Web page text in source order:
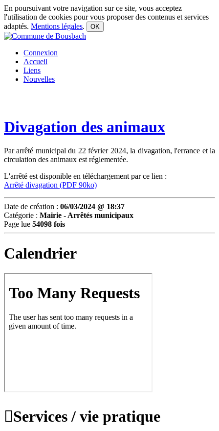
En poursuivant votre navigation sur ce site, vous acceptez
l'utilisation de cookies pour vous proposer des contenus et services
adaptés. Mentions légales. OK
Connexion
Accueil
Liens
Nouvelles
Divagation des animaux
Par arrêté municipal du 22 février 2024, la divagation, l'errance et la
circulation des animaux est réglementée.
L'arrêté est disponible en téléchargement par ce lien :
Arrêté divagation (PDF 90ko)
Date de création : 06/03/2024 @ 18:37
Catégorie : Mairie - Arrêtés municipaux
Page lue 54098 fois
Calendrier
Services / vie pratique